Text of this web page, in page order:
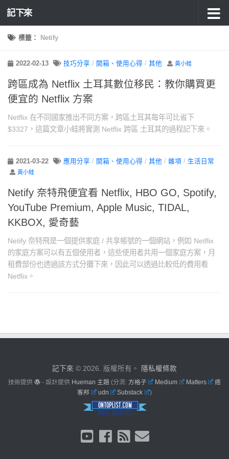
記下來
標籤： Netify
2022-02-13 技巧分享 / 開箱、使用心得 / 其他 黃小蛙
跨區成為 Netflix 土耳其數位移民：教你購買更
便宜的 Netflix 方案
Netflix 在不同國家推出不同方案，跨區土耳其每年可比省下
$3327，這篇文章小蛙將實測 Netflix 跨區 土耳其的過程記下來。
2021-03-22 應用分享 / 開箱、使用心得 / 其他 / 雜項 / 生活日常
黃小蛙
Netify 奈特飛便宜看 Netflix, HBO GO, Spotify,
YouTube Premium, Apple Music, TIDAL,
KKBOX, 愛奇藝
Netify 奈特飛是一個提供家庭 / 共享帳號的一個網站，例如 Netflix
的家庭方案可以有五個使用者，這些使用者共用一個家庭方案，月
租費部份也透過該方式分攤下來，因此可以透過比較低的費用看
Netflix。
記下來 © 2026. 版權所有。 隱私權條款
技術提供 - 設計提供 Hueman 主題 (分流: 方格子 Medium Matters
痞
客邦
udn Substack )